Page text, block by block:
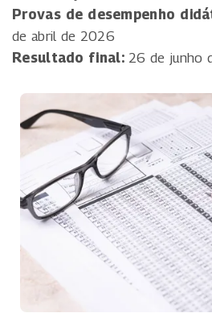
Provas de desempenho
de abril de 2026
Resultado final:26 de junho